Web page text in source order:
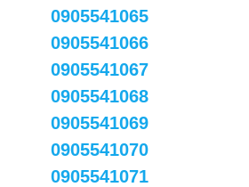
0905541065
0905541066
0905541067
0905541068
0905541069
0905541070
0905541071